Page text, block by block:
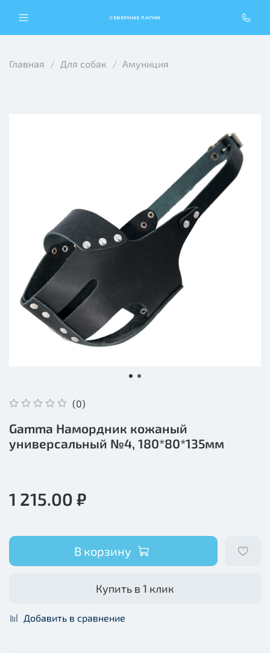
СЕВЕРНЫЕ ЛАПКИ
Главная Для собак Амуниция
(0)
Gamma Намордник кожаный
универсальный №4, 180*80*135мм
1 215.00 ₽
В корзину
Купить в 1 клик
Добавить в сравнение